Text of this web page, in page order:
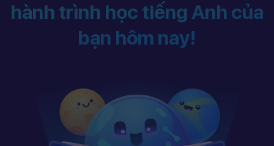
hành trình học tiếng Anh của
bạn hôm nay!